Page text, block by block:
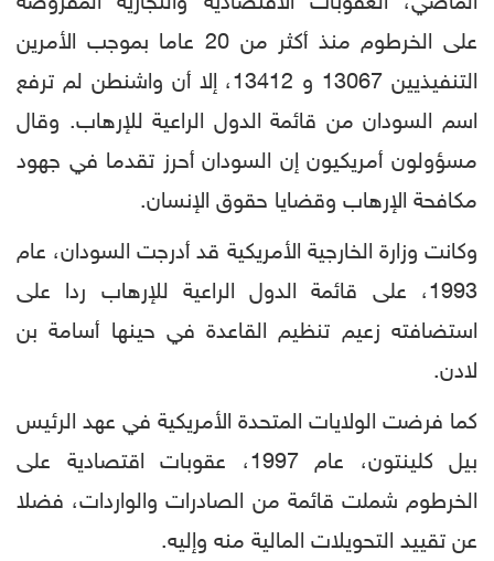
على الخرطوم منذ أكثر من 20 عاما بموجب الأمرين
التنفيذيين 13067 و 13412، إلا أن واشنطن لم ترفع
اسم السودان من قائمة الدول الراعية للإرهاب. وقال
مسؤولون أمريكيون إن السودان أحرز تقدما في جهود
مكافحة الإرهاب وقضايا حقوق الإنسان.
وكانت وزارة الخارجية الأمريكية قد أدرجت السودان، عام
1993، على قائمة الدول الراعية للإرهاب ردا على
استضافته زعيم تنظيم القاعدة في حينها أسامة بن
لادن.
كما فرضت الولايات المتحدة الأمريكية في عهد الرئيس
بيل كلينتون، عام 1997، عقوبات اقتصادية على
الخرطوم شملت قائمة من الصادرات والواردات، فضلا
عن تقييد التحويلات المالية منه وإليه.